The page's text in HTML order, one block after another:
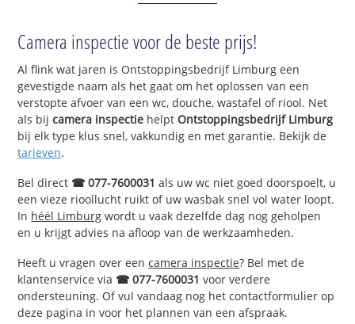
Camera inspectie voor de beste prijs!
Al flink wat jaren is Ontstoppingsbedrijf Limburg een
gevestigde naam als het gaat om het oplossen van een
verstopte afvoer van een wc, douche, wastafel of riool. Net
als bijcamera inspectie helptOntstoppingsbedrijf Limburg
bij elk type klus snel, vakkundig en met garantie. Bekijk de
tarieven.
Bel direct ☎ 077-7600031 als uw wc niet goed doorspoelt, u
een vieze rioollucht ruikt of uw wasbak snel vol water loopt.
In héél Limburg wordt u vaak dezelfde dag nog geholpen
en u krijgt advies na afloop van de werkzaamheden.
Heeft u vragen over eencamera inspectie? Bel met de
klantenservice via ☎ 077-7600031 voor verdere
ondersteuning. Of vul vandaag nog het contactformulier op
deze pagina in voor het plannen van een afspraak.